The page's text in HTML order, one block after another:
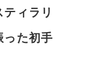
ィラリ
った初手